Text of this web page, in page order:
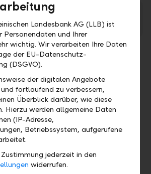
Trainee
in German only) PDF
for master's graduates
Landesbank AG (LLB) ist
Personendaten und Ihrer
wichtig. Wir verarbeiten Ihre Daten
der EU-Datenschutz-
(DSGVO).
der digitalen Angebote
fortlaufend zu verbessern,
Überblick darüber, wie diese
Hierzu werden allgemeine Daten
(IP-Adresse,
Betriebssystem, aufgerufene
Zustimmung jederzeit in den
widerrufen.